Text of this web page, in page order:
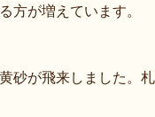
方が増えています。
砂が飛来しました。